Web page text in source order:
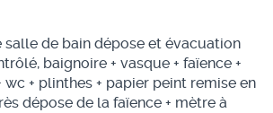
salle de bain dépose et évacuation
baignoire + vasque + faïence +
wc + plinthes + papier peint remise en
dépose de la faïence + mètre à